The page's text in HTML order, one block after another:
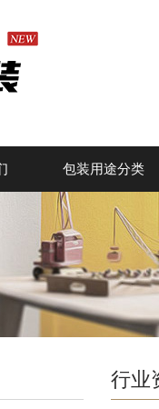
包装用途分类
行业